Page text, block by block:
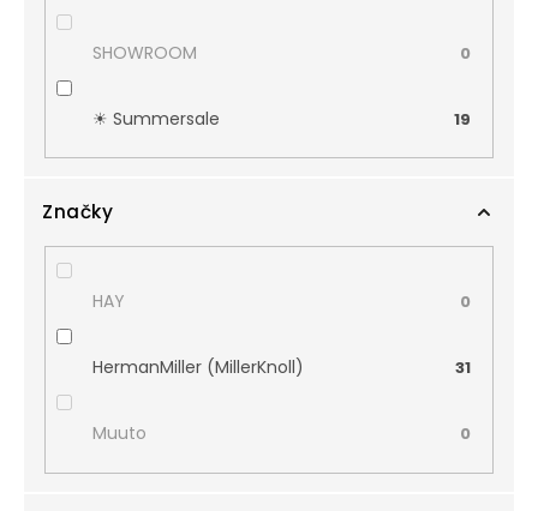
SHOWROOM 0
☀︎ Summersale 19
Značky
HAY 0
HermanMiller (MillerKnoll) 31
Muuto 0